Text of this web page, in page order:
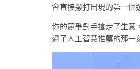
會直接撥打出現的第一個
你的競爭對手搶走了生意
過了人工智慧推薦的那一